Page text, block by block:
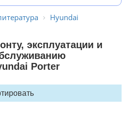
Hyundai
эксплуатации и
Porter